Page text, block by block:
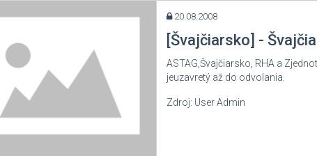
20.08.2008
[Švajčiarsko] -
ASTAG,Švajčiarsko, RHA a
jeuzavretý až do odvolania.
Zdroj: User Admin